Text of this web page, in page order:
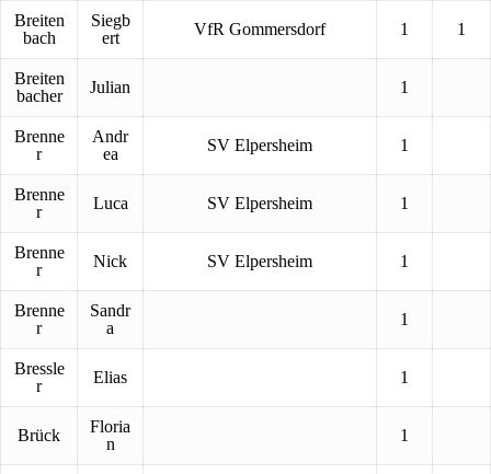
Breiten
bach
Siegb
ert
VfR Gommersdorf 1 1
Breiten
bacher
Julian 1
Brenne
r
Andr
ea
SV Elpersheim 1
Brenne
r
Luca SV Elpersheim 1
Brenne
r
Nick SV Elpersheim 1
Brenne
r
Sandr
a
1
Bressle
r
Elias 1
Brück
Floria
n
1